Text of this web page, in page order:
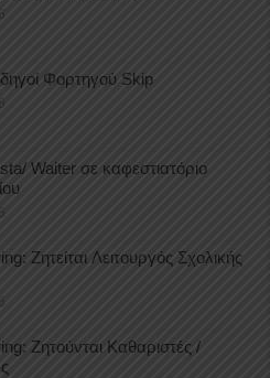
Φορτηγού Skip
Waiter σε καφεστιατόριο
Ζητείται Λειτουργός Σχολικής
Ζητούνται Καθαριστές /